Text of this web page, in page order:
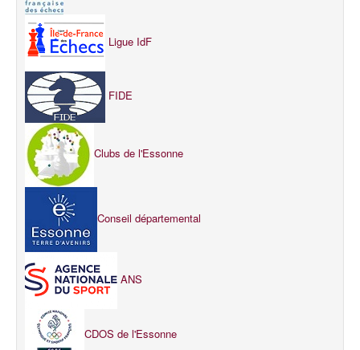
Ligue IdF
FIDE
Clubs de l'Essonne
Conseil départemental
ANS
CDOS de l'Essonne